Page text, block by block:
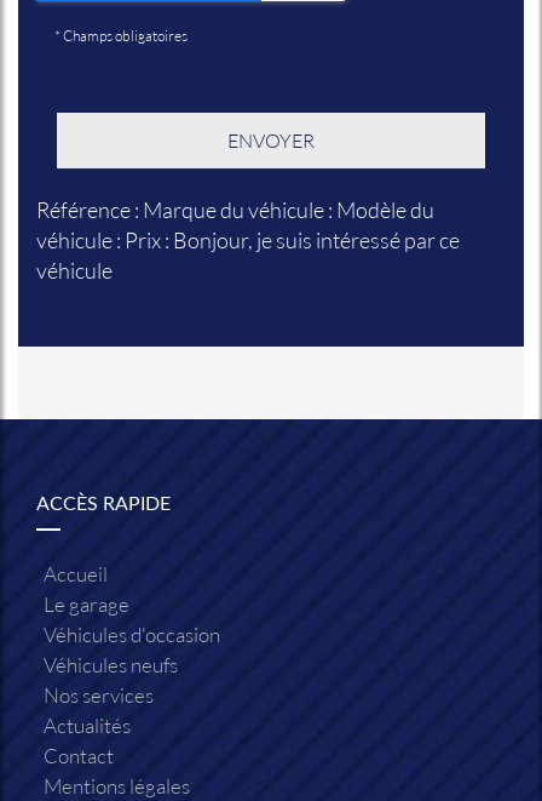
* Champs obligatoires
Référence : Marque du véhicule : Modèle du
véhicule : Prix : Bonjour, je suis intéressé par ce
véhicule
ACCÈS RAPIDE
Accueil
Le garage
Véhicules d'occasion
Véhicules neufs
Nos services
Actualités
Contact
Mentions légales